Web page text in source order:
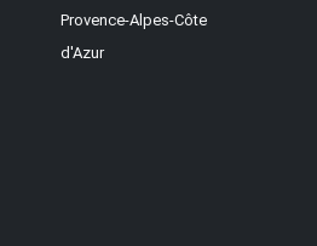
Provence-Alpes-Côte
d'Azur